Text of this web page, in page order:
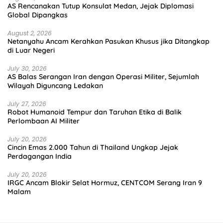
AS Rencanakan Tutup Konsulat Medan, Jejak Diplomasi
Global Dipangkas
August 2, 2026
Netanyahu Ancam Kerahkan Pasukan Khusus jika Ditangkap
di Luar Negeri
July 30, 2026
AS Balas Serangan Iran dengan Operasi Militer, Sejumlah
Wilayah Diguncang Ledakan
July 27, 2026
Robot Humanoid Tempur dan Taruhan Etika di Balik
Perlombaan AI Militer
July 20, 2026
Cincin Emas 2.000 Tahun di Thailand Ungkap Jejak
Perdagangan India
July 20, 2026
IRGC Ancam Blokir Selat Hormuz, CENTCOM Serang Iran 9
Malam